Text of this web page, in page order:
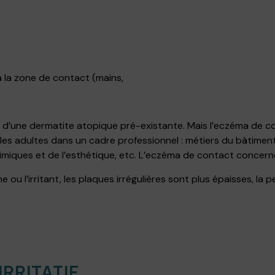
zone de contact (mains,
dermatite atopique pré-existante. Mais l’eczéma de
adultes dans un cadre professionnel : métiers du
et de l’esthétique, etc. L’eczéma de contact
ou l’irritant, les plaques irrégulières sont plus épaisses, la